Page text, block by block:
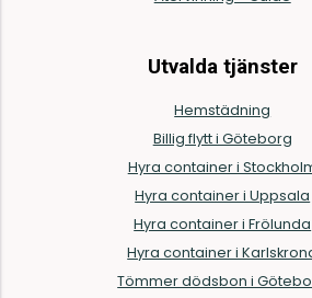
Utvalda tjänster
Hemstädning
Billig flytt i Göteborg
Hyra container i
Hyra container i Uppsala
Hyra container i Frölunda
Hyra container i
Tömmer dödsbon i